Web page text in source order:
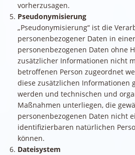
vorherzusagen.
Pseudonymisierung
„Pseudonymisierung“ ist die
personenbezogener Daten in
personenbezogenen Daten ohne
zusätzlicher Informationen nicht
betroffenen Person zugeordnet
diese zusätzlichen Informationen
werden und technischen und
Maßnahmen unterliegen, die
personenbezogenen Daten nicht
identifizierbaren natürlichen
können.
Dateisystem